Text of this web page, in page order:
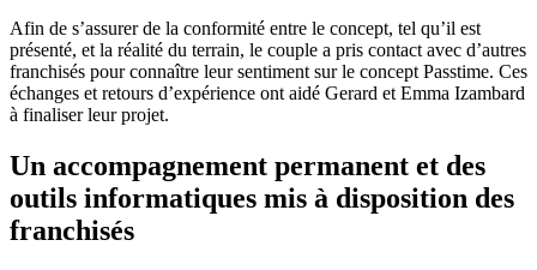
Afin de s’assurer de la conformité entre le concept, tel qu’il est
présenté, et la réalité du terrain, le couple a pris contact avec d’autres
franchisés pour connaître leur sentiment sur le concept Passtime. Ces
échanges et retours d’expérience ont aidé Gerard et Emma Izambard
à finaliser leur projet.
Un accompagnement permanent et des
outils informatiques mis à disposition des
franchisés